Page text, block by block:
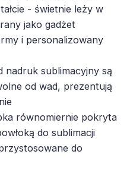
- świetnie leży w
jako gadżet
i personalizowany
nadruk sublimacyjny są
od wad, prezentują
równomiernie pokryta
do sublimacji
do